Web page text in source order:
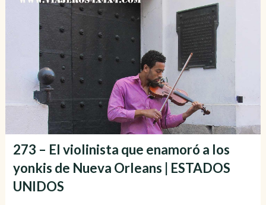
273 – El violinista que enamoró a los
yonkis de Nueva Orleans | ESTADOS
UNIDOS